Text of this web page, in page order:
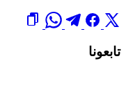
تابعونا